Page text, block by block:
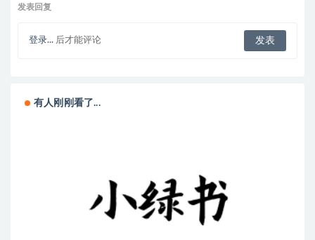
发表回复
登录... 后才能评论
有人刚刚看了...